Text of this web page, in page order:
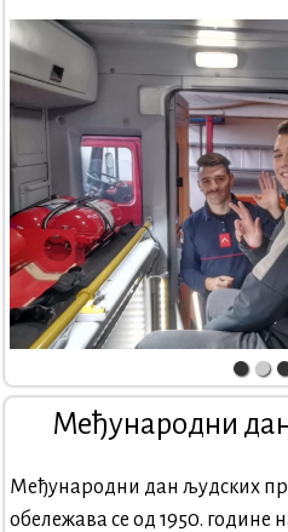
Међународни
Међународни дан људских
обележава се од 1950. године